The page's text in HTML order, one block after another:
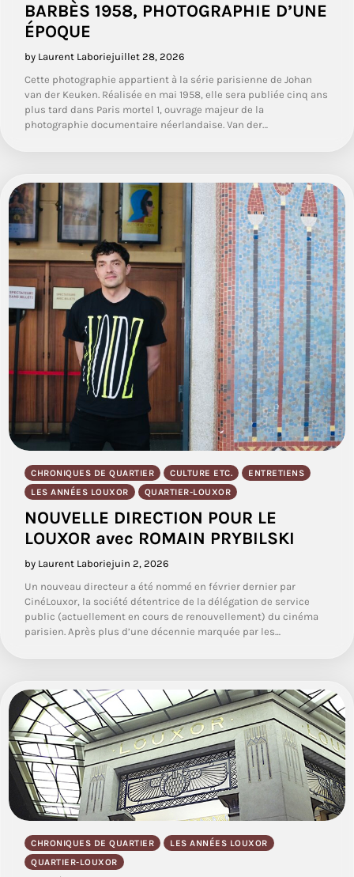
BARBÈS 1958, PHOTOGRAPHIE D’UNE
ÉPOQUE
by Laurent Laboriejuillet 28, 2026
Cette photographie appartient à la série parisienne de Johan
van der Keuken. Réalisée en mai 1958, elle sera publiée cinq ans
plus tard dans Paris mortel 1, ouvrage majeur de la
photographie documentaire néerlandaise. Van der…
CHRONIQUES DE QUARTIER CULTURE ETC.
ENTRETIENS
LES ANNÉES LOUXOR
QUARTIER-LOUXOR
NOUVELLE DIRECTION POUR LE
LOUXOR avec ROMAIN PRYBILSKI
by Laurent Laboriejuin 2, 2026
Un nouveau directeur a été nommé en février dernier par
CinéLouxor, la société détentrice de la délégation de service
public (actuellement en cours de renouvellement) du cinéma
parisien. Après plus d’une décennie marquée par les…
CHRONIQUES DE QUARTIER
LES ANNÉES LOUXOR
QUARTIER-LOUXOR